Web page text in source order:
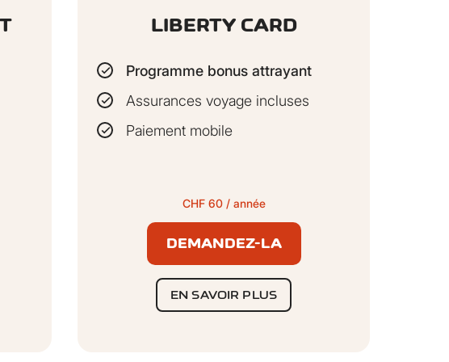
max. 2 cas par sinistre par an
Télécharger les Conditions Générales
d’Assurance de l'assurance Cyber
LIBERTY CARD
Programme bonus attrayant
Assurances voyage incluses
Paiement mobile
CHF 60 / année
DEMANDEZ-LA
EN SAVOIR PLUS